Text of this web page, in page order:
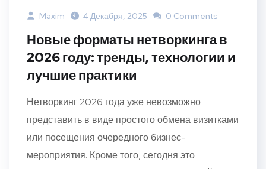
Maxim 4 Декабря, 2025 0 Comments
Новые форматы нетворкинга в
2026 году: тренды, технологии и
лучшие практики
Нетворкинг 2026 года уже невозможно
представить в виде простого обмена визитками
или посещения очередного бизнес-
мероприятия. Кроме того, сегодня это